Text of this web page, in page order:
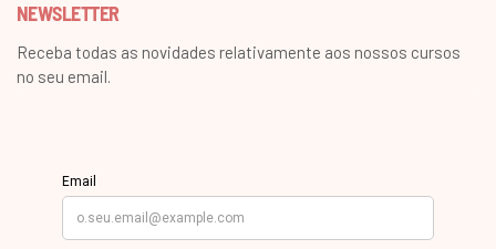
NEWSLETTER
Receba todas as novidades relativamente aos nossos cursos
no seu email.